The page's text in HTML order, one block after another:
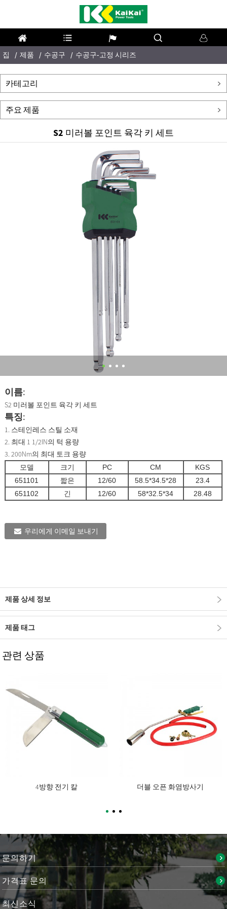
집 제품 수공구 수공구-고정 시리즈
카테고리
주요 제품
S2 미러볼 포인트 육각 키 세트
이름:
S2 미러볼 포인트 육각 키 세트
특징:
1. 스테인레스 스틸 소재
2. 최대 1 1/2IN의 턱 용량
3. 200Nm의 최대 토크 용량
모델 크기 PC CM
KGS
651101
짧은 12/60 58.5*34.5*28
23.4
651102
긴 12/60 58*32.5*34 28.48
우리에게 이메일 보내기
제품 상세 정보
제품 태그
관련 상품
4방향 전기 칼 더블 오픈 화염방사기
문의하기
가격표 문의
최신 소식